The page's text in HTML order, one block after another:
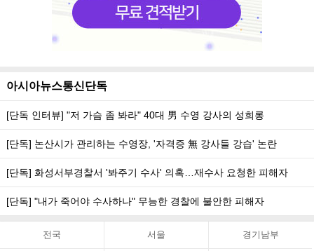
아시아뉴스통신단독
[단독 인터뷰] "저 가슴 좀 봐라" 40대 男 수영 강사의 성희롱
[단독] 논산시가 관리하는 수영장, '자격증 無 강사들 강습' 논란
[단독] 화성서부경찰서 '봐주기 수사' 의혹…재수사 요청한 피해자
[단독] "내가 죽어야 수사하나" 무능한 경찰에 불안한 피해자
전국 서울 경기남부